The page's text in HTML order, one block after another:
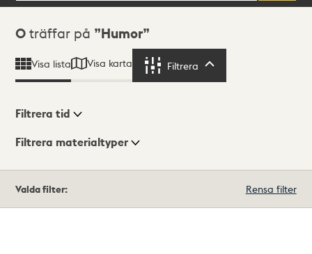
Sökresultat
0 träffar på Humor
Visa lista Visa karta Filtrera
Visningsläge
Filtrera tid
Filtrera materialtyper
träffar
Valda filter: Rensa filter